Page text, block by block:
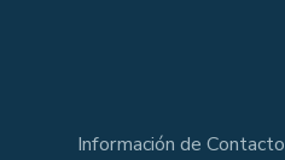
Información de Contacto